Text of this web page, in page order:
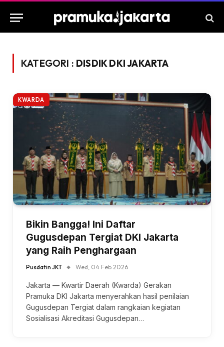
KATEGORI : DISDIK DKI JAKARTA
KWARDA
Bikin Bangga! Ini Daftar
Gugusdepan Tergiat DKI Jakarta
yang Raih Penghargaan
Pusdatin JKT Wed, 04 Feb 2026
Jakarta — Kwartir Daerah (Kwarda) Gerakan
Pramuka DKI Jakarta menyerahkan hasil penilaian
Gugusdepan Tergiat dalam rangkaian kegiatan
Sosialisasi Akreditasi Gugusdepan…